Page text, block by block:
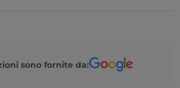
5000 mq. Oltre alle attività
propone servizi
sono fornite da: